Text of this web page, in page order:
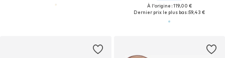
À l'origine : 119,00 €
Dernier prix le plus bas :59,43 €